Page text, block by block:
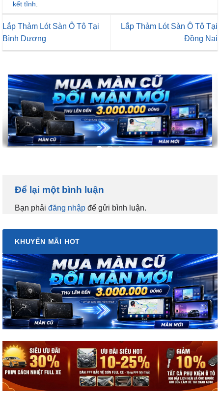
kết tĩnh
Lắp Thảm Lót Sàn Ô Tô Tại
Bình Dương
Lắp Thảm Lót Sàn Ô Tô Tại
Đồng Nai
Để lại một bình luận
Bạn phải đăng nhập để gửi bình luận.
KHUYẾN MÃI HOT